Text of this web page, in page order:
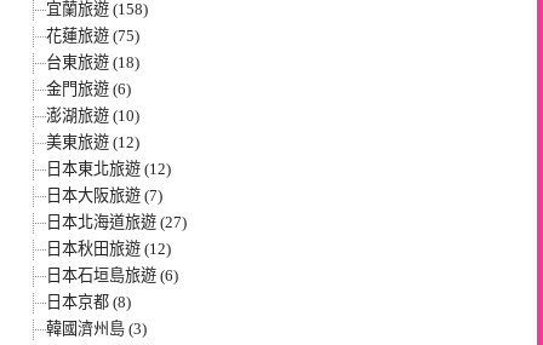
宜蘭旅遊 (158)
花蓮旅遊 (75)
台東旅遊 (18)
金門旅遊 (6)
澎湖旅遊 (10)
美東旅遊 (12)
日本東北旅遊 (12)
日本大阪旅遊 (7)
日本北海道旅遊 (27)
日本秋田旅遊 (12)
日本石垣島旅遊 (6)
日本京都 (8)
韓國濟州島 (3)